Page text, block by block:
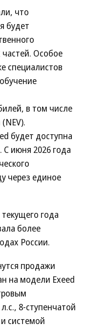
что
будет
частей. Особое
специалистов
в том числе
будет доступна
июня 2026 года
через единое
года
более
России.
продажи
на модели Exeed
8-ступенчатой
системой